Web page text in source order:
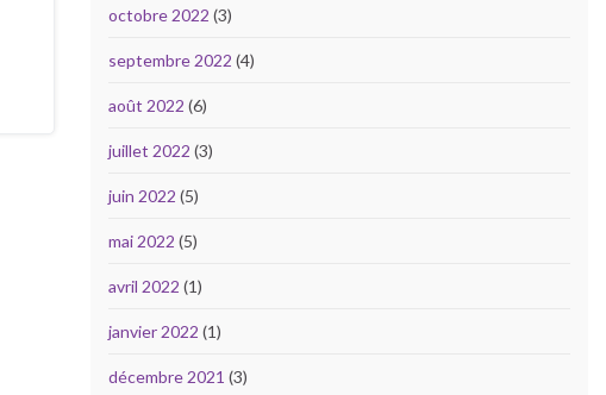
octobre 2022 (3)
septembre 2022 (4)
août 2022 (6)
juillet 2022 (3)
juin 2022 (5)
mai 2022 (5)
avril 2022 (1)
janvier 2022 (1)
décembre 2021 (3)